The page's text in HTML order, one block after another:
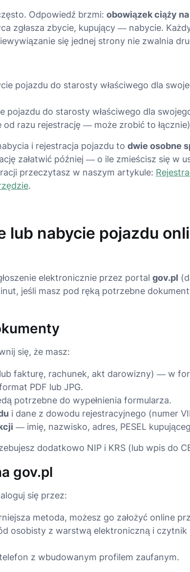
Odpowiedź brzmi: obowiązek ciąży
zgłasza zbycie, kupujący — nabycie.
się jednej strony nie zwalnia
pojazdu do starosty właściwego dla
pojazdu do starosty właściwego dla
od razu rejestrację — może zrobić to
i rejestracja pojazdu to dwie osobne
załatwić później — o ile zmieścisz się w
przeczytasz w naszym artykule:
.
lub nabycie pojazdu
elektronicznie przez portal gov.pl
jeśli masz pod ręką potrzebne
się, że masz:
fakturę, rachunek, akt darowizny) — w
PDF lub JPG.
potrzebne do wypełnienia formularza.
i dane z dowodu rejestracyjnego (numer
— imię, nazwisko, adres, PESEL
dodatkowo NIP i KRS (lub wpis do
gov.pl
się przez:
metoda, możesz go założyć online
osobisty z warstwą elektroniczną i czytnik
z wbudowanym profilem zaufanym.